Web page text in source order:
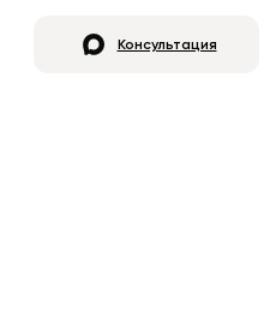
Консультация